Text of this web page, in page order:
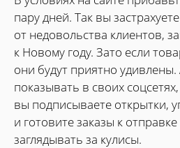
пару дней. Так вы
от недовольства клиентов,
к Новому году. Зато если
они будут приятно
показывать в своих
вы подписываете открытки,
и готовите заказы к
заглядывать за кулисы.